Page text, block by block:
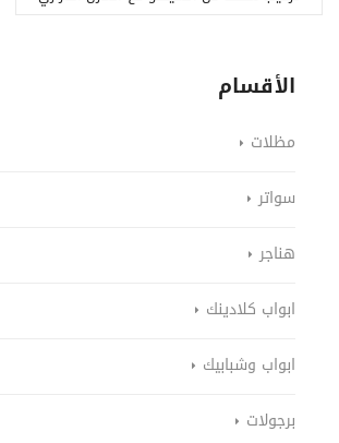
الأقسام
مظلات
سواتر
هناجر
ابواب كلادينك
ابواب وشبابيك
برجولات